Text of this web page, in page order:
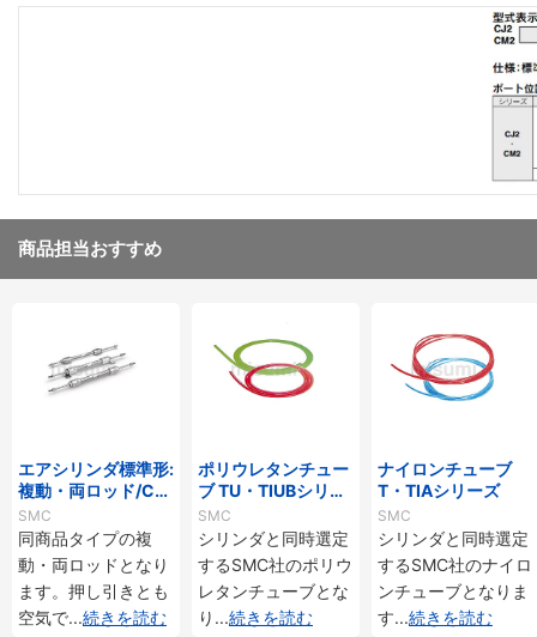
商品担当おすすめ
エアシリンダ標準形:
複動・両ロッド/CJ
2Wシリーズ
SMC
同商品タイプの複
動・両ロッドとなり
ます。押し引きとも
空気で...続きを読む
ポリウレタンチュー
ブ TU・TIUBシリー
ズ
SMC
シリンダと同時選定
するSMC社のポリウ
レタンチューブとな
り ...続きを読む
ナイロンチューブ
T・TIAシリーズ
SMC
シリンダと同時選定
するSMC社のナイロ
ンチューブとなりま
す...続きを読む